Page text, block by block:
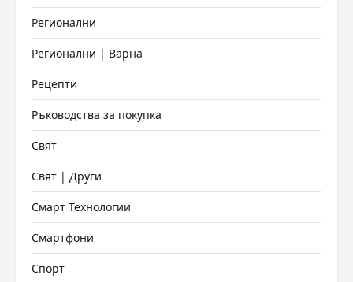
Регионални
Регионални | Варна
Рецепти
Ръководства за покупка
Свят
Свят | Други
Смарт Технологии
Смартфони
Спорт